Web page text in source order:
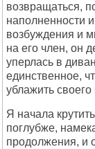
возвращаться,
наполненности
возбуждения и
на его член, он
уперлась в
единственное,
ублажить
Я начала
поглубже,
продолжения, и